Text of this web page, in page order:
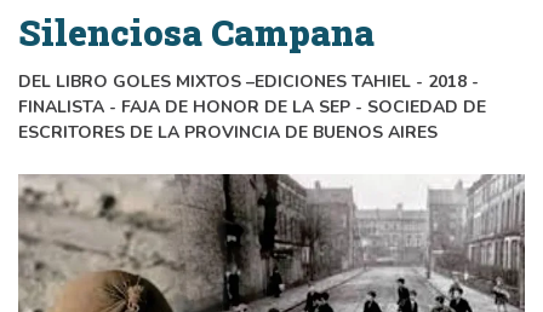
Silenciosa Campana
DEL LIBRO GOLES MIXTOS –EDICIONES TAHIEL - 2018 -
FINALISTA - FAJA DE HONOR DE LA SEP - SOCIEDAD DE
ESCRITORES DE LA PROVINCIA DE BUENOS AIRES